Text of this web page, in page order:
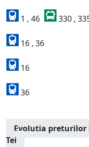
1 , 46 330 ,
16 , 36
16
36
Evolutia preturilor
Tei